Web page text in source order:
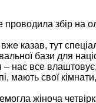
збір на
казав, тут
бази для
– нас все
мають свої
жіноча